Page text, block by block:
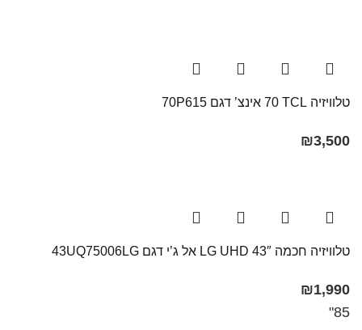
טלוויזיה TCL ‏70 אינצ’ דגם 70P615
₪3,500
טלוויזיה חכמה 43″ LG UHD אל ג’י דגם 43UQ75006LG
₪1,990
85"